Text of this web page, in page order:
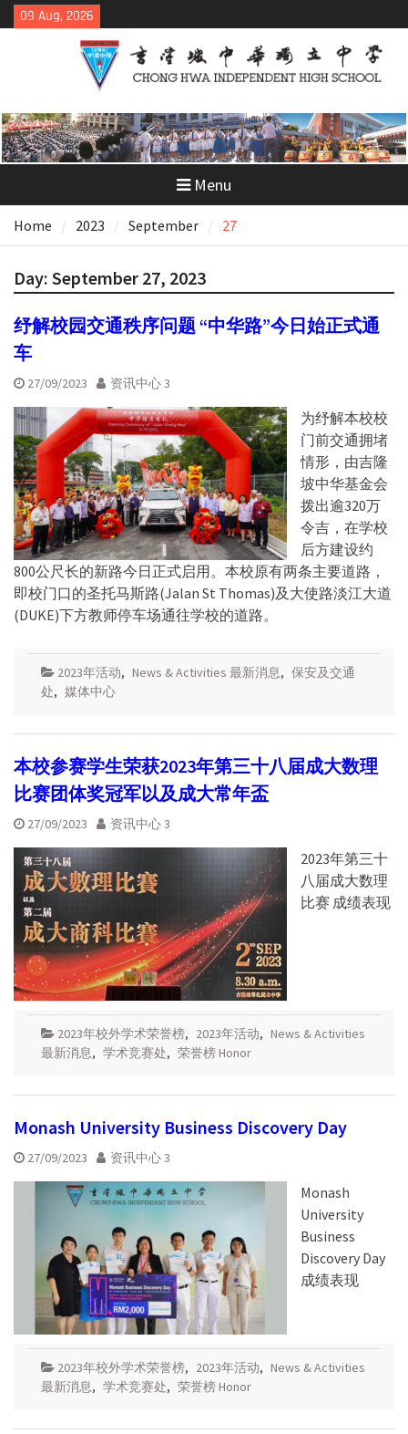
Skip
to
09 Aug, 2026
Menu
Home 2023 September 27
Day: September 27, 2023
纾解校园交通秩序问题 “中华路”今日始正式通
车
27/09/2023 资讯中心 3
为纾解本校校
门前交通拥堵
情形，由吉隆
坡中华基金会
拨出逾320万
令吉，在学校
后方建设约
800公尺长的新路今日正式启用。本校原有两条主要道路，
即校门口的圣托马斯路(Jalan St Thomas)及大使路淡江大道
(DUKE)下方教师停车场通往学校的道路。
2023年活动, News & Activities 最新消息, 保安及交通
处, 媒体中心
本校参赛学生荣获2023年第三十八届成大数理
比赛团体奖冠军以及成大常年盃
27/09/2023 资讯中心 3
2023年第三十
八届成大数理
比赛 成绩表现
2023年校外学术荣誉榜, 2023年活动, News & Activities
最新消息, 学术竞赛处, 荣誉榜 Honor
Monash University Business Discovery Day
27/09/2023 资讯中心 3
Monash
University
Business
Discovery Day
成绩表现
2023年校外学术荣誉榜, 2023年活动, News & Activities
最新消息, 学术竞赛处, 荣誉榜 Honor